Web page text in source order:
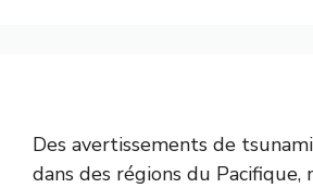
Des avertissements de
dans des régions du